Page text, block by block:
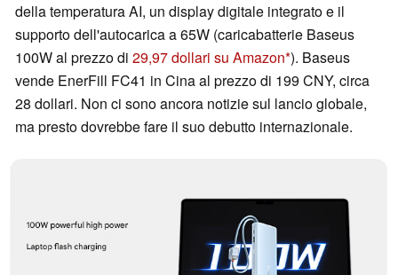
della temperatura AI, un display digitale integrato e il
supporto dell'autocarica a 65W (caricabatterie Baseus
100W al prezzo di 29,97 dollari su Amazon ). Baseus
vende EnerFill FC41 in Cina al prezzo di 199 CNY, circa
28 dollari. Non ci sono ancora notizie sul lancio globale,
ma presto dovrebbe fare il suo debutto internazionale.